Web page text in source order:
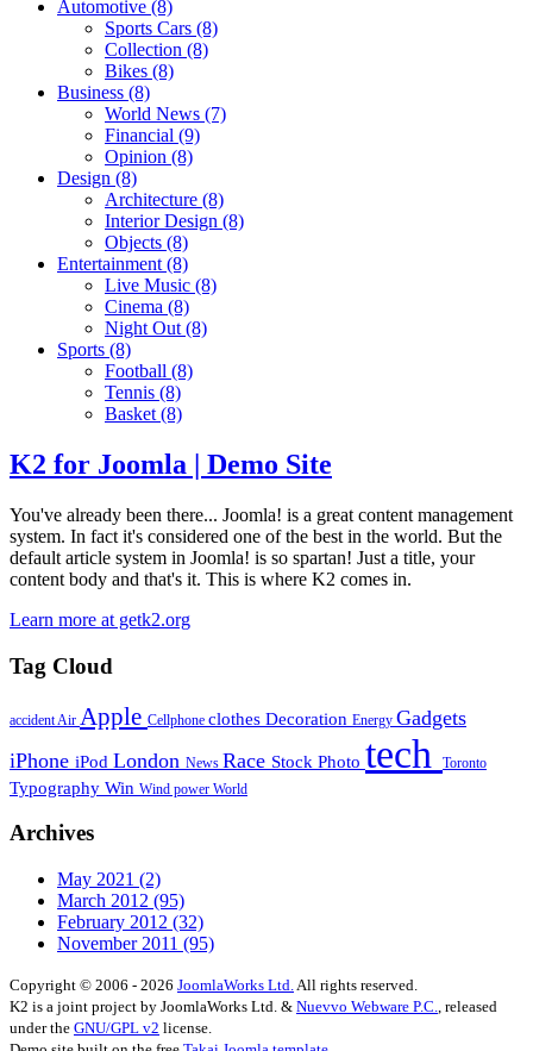
Automotive (8)
Sports Cars (8)
Collection (8)
Bikes (8)
Business (8)
World News (7)
Financial (9)
Opinion (8)
Design (8)
Architecture (8)
Interior Design (8)
Objects (8)
Entertainment (8)
Live Music (8)
Cinema (8)
Night Out (8)
Sports (8)
Football (8)
Tennis (8)
Basket (8)
K2 for Joomla | Demo Site
You've already been there... Joomla! is a great content management
system. In fact it's considered one of the best in the world. But the
default article system in Joomla! is so spartan! Just a title, your
content body and that's it. This is where K2 comes in.
Learn more at getk2.org
Tag Cloud
accident Air Apple Cellphone clothes Decoration Energy Gadgets
iPhone iPod London News Race Stock Photo tech Toronto
Typography Win Wind power World
Archives
May 2021 (2)
March 2012 (95)
February 2012 (32)
November 2011 (95)
Copyright © 2006 - 2026 JoomlaWorks Ltd.All rights reserved.
K2 is a joint project by JoomlaWorks Ltd. & Nuevvo Webware P.C., released
under the GNU/GPL v2 license.